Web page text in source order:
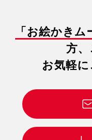
「お絵かきム
方
お気軽に